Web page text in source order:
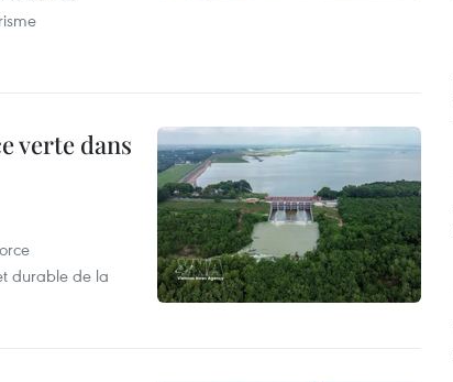
verte dans
durable de la